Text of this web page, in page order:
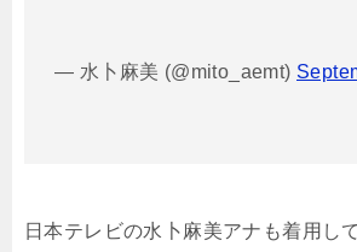
— 水卜麻美 (@mito_aemt)
日本テレビの水卜麻美アナも着用し